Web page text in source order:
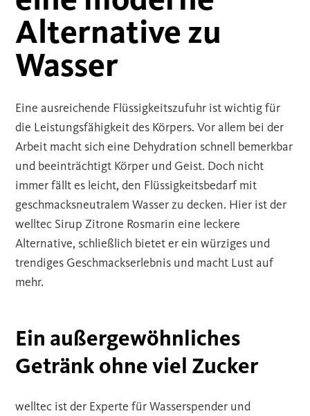
Alternative zu
Wasser
Eine ausreichende Flüssigkeitszufuhr ist wichtig für
die Leistungsfähigkeit des Körpers. Vor allem bei der
Arbeit macht sich eine Dehydration schnell bemerkbar
und beeinträchtigt Körper und Geist. Doch nicht
immer fällt es leicht, den Flüssigkeitsbedarf mit
geschmacksneutralem Wasser zu decken. Hier ist der
welltec Sirup Zitrone Rosmarin eine leckere
Alternative, schließlich bietet er ein würziges und
trendiges Geschmackserlebnis und macht Lust auf
mehr.
Ein außergewöhnliches
Getränk ohne viel Zucker
welltec ist der Experte für Wasserspender und